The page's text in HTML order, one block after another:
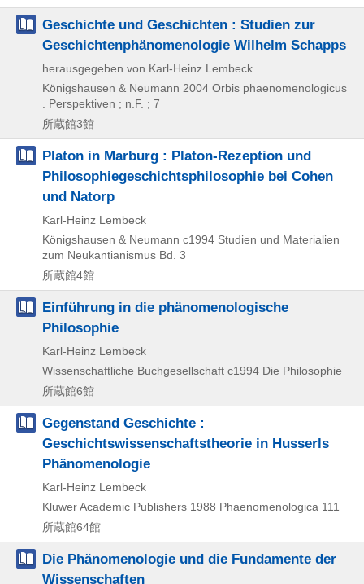
Geschichte und Geschichten : Studien zur
Geschichtenphänomenologie Wilhelm Schapps
herausgegeben von Karl-Heinz Lembeck
Königshausen & Neumann 2004 Orbis phaenomenologicus
. Perspektiven ; n.F. ; 7
所蔵館3館
Platon in Marburg : Platon-Rezeption und
Philosophiegeschichtsphilosophie bei Cohen
und Natorp
Karl-Heinz Lembeck
Königshausen & Neumann c1994 Studien und Materialien
zum Neukantianismus Bd. 3
所蔵館4館
Einführung in die phänomenologische
Philosophie
Karl-Heinz Lembeck
Wissenschaftliche Buchgesellschaft c1994 Die Philosophie
所蔵館6館
Gegenstand Geschichte :
Geschichtswissenschaftstheorie in Husserls
Phänomenologie
Karl-Heinz Lembeck
Kluwer Academic Publishers 1988 Phaenomenologica 111
所蔵館64館
Die Phänomenologie und die Fundamente der
Wissenschaften